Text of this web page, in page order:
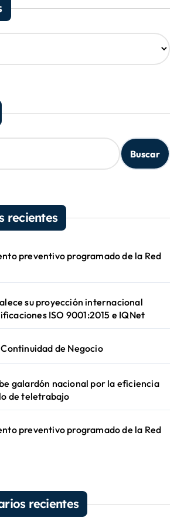
recientes
preventivo programado de la Red
su proyección internacional
ISO 9001:2015 e IQNet
de Negocio
galardón nacional por la eficiencia
de teletrabajo
preventivo programado de la Red
recientes